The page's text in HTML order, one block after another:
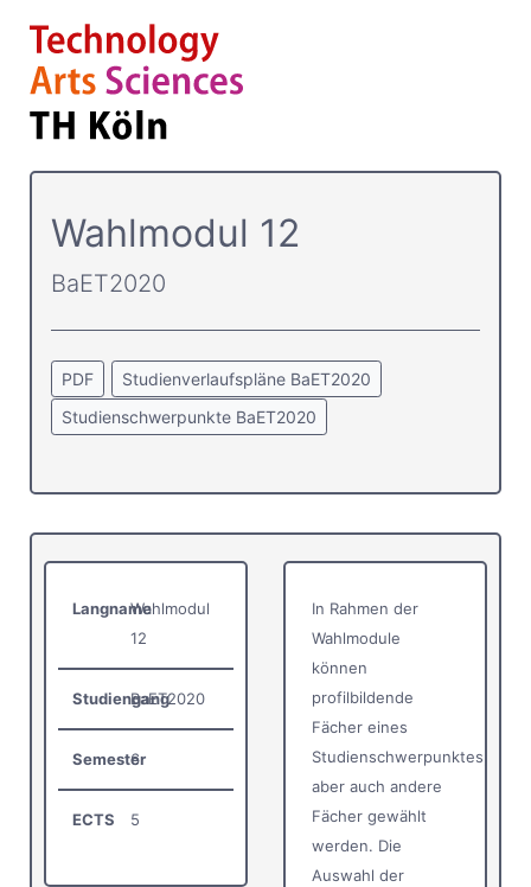
Wahlmodul 12
BaET2020
PDF
Studienverlaufspläne BaET2020
Studienschwerpunkte BaET2020
LangnameWahlmodul
12
StudiengangBaET2020
Semester
6
ECTS 5
In Rahmen der
Wahlmodule
können
profilbildende
Fächer eines
Studienschwerpunktes,
aber auch andere
Fächer gewählt
werden. Die
Auswahl der